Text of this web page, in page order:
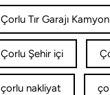
Çorlu Tır Garajı
Çorlu Şehir içi
çorlu nakliyat